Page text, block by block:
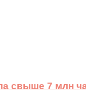
свыше 7 млн